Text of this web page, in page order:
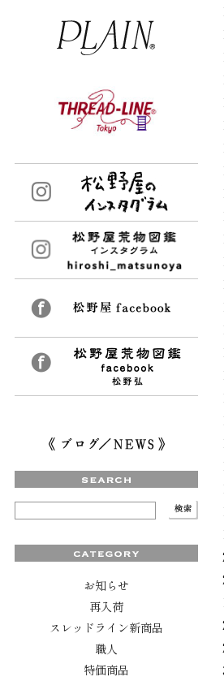
お知らせ
再入荷
スレッドライン新商品
職人
特価商品